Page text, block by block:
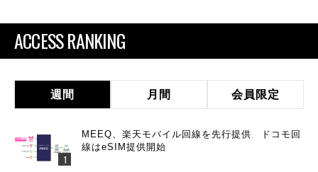
ACCESS RANKING
週間 月間 会員限定
MEEQ、楽天モバイル回線を先行提供 ドコモ回
線はeSIM提供開始